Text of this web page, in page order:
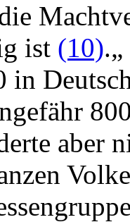
ist (10)
in
aber